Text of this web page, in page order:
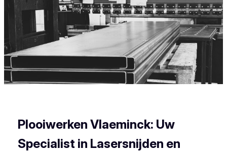
Plooiwerken Vlaeminck: Uw
Specialist in Lasersnijden en